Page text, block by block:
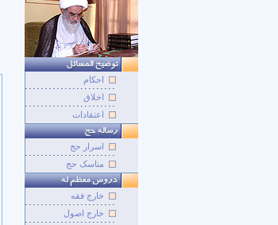
احکام
اخلاق
اعتقادات
اسرار حج
مناسک حج
خارج فقه
خارج اصول